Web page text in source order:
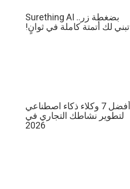
بضغطة زر.. Surething AI
تبني لك أتمتة كاملة في ثوانٍ!
أفضل 7 وكلاء ذكاء اصطناعي
لتطوير نشاطك التجاري في
2026